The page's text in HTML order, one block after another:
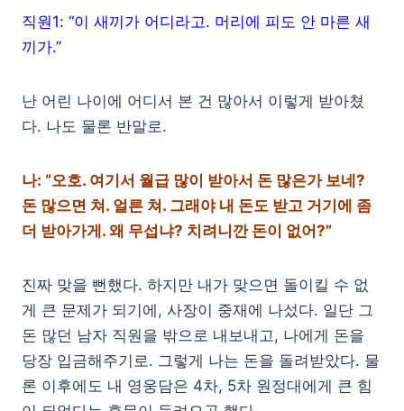
직원1: “이 새끼가 어디라고. 머리에 피도 안 마른 새
끼가.”
난 어린 나이에 어디서 본 건 많아서 이렇게 받아쳤
다. 나도 물론 반말로.
나: “오호. 여기서 월급 많이 받아서 돈 많은가 보네?
돈 많으면 쳐. 얼른 쳐. 그래야 내 돈도 받고 거기에 좀
더 받아가게. 왜 무섭냐? 치려니깐 돈이 없어?”
진짜 맞을 뻔했다. 하지만 내가 맞으면 돌이킬 수 없
게 큰 문제가 되기에, 사장이 중재에 나섰다. 일단 그
돈 많던 남자 직원을 밖으로 내보내고, 나에게 돈을
당장 입금해주기로. 그렇게 나는 돈을 돌려받았다. 물
론 이후에도 내 영웅담은 4차, 5차 원정대에게 큰 힘